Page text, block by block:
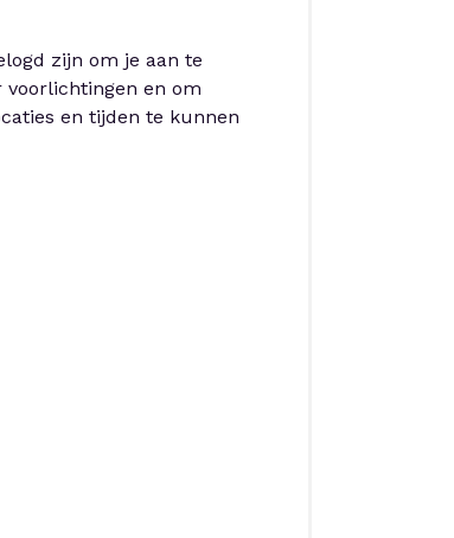
zijn om je aan te
voorlichtingen en om
en tijden te kunnen